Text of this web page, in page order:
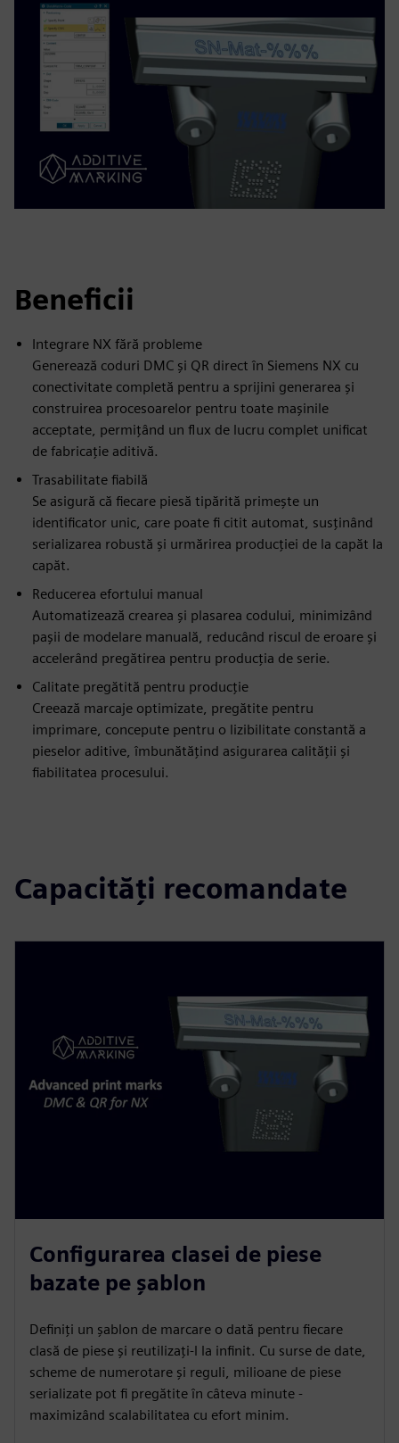
Beneficii
Integrare NX fără probleme
Generează coduri DMC și QR direct în Siemens NX cu
conectivitate completă pentru a sprijini generarea și
construirea procesoarelor pentru toate mașinile
acceptate, permițând un flux de lucru complet unificat
de fabricație aditivă.
Trasabilitate fiabilă
Se asigură că fiecare piesă tipărită primește un
identificator unic, care poate fi citit automat, susținând
serializarea robustă și urmărirea producției de la capăt la
capăt.
Reducerea efortului manual
Automatizează crearea și plasarea codului, minimizând
pașii de modelare manuală, reducând riscul de eroare și
accelerând pregătirea pentru producția de serie.
Calitate pregătită pentru producție
Creează marcaje optimizate, pregătite pentru
imprimare, concepute pentru o lizibilitate constantă a
pieselor aditive, îmbunătățind asigurarea calității și
fiabilitatea procesului.
Capacități recomandate
Configurarea clasei de piese
bazate pe șablon
Definiți un șablon de marcare o dată pentru fiecare
clasă de piese și reutilizați-l la infinit. Cu surse de date,
scheme de numerotare și reguli, milioane de piese
serializate pot fi pregătite în câteva minute -
maximizând scalabilitatea cu efort minim.